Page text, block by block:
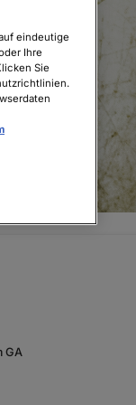
GA
eindeutige
Ihre
Sie